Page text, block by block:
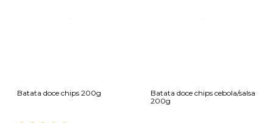
Batata doce chips 200g
Batata doce chips cebola/salsa
200g